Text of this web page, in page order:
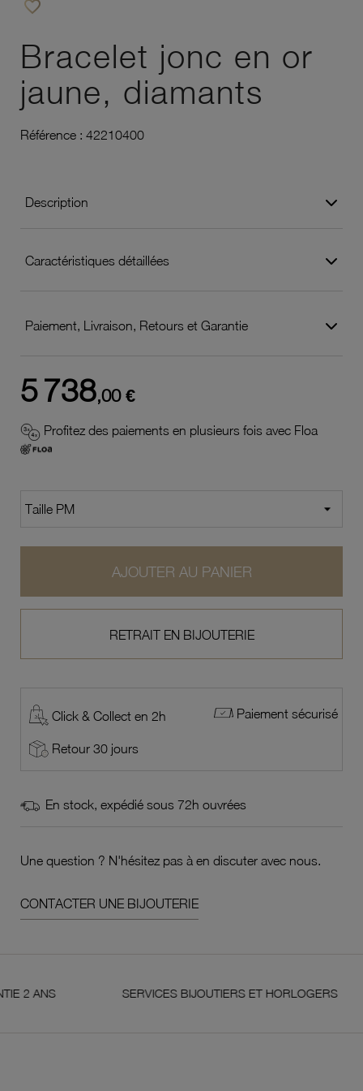
favorite_border
Bracelet jonc en or
jaune, diamants
Référence : 42210400
Description
Caractéristiques détaillées
Paiement, Livraison, Retours et Garantie
5 738,00 €
Profitez des paiements en plusieurs fois avec Floa
AJOUTER AU PANIER
RETRAIT EN BIJOUTERIE
Click & Collect en 2h Paiement sécurisé
Retour 30 jours
En stock, expédié sous 72h ouvrées
Une question ? N'hésitez pas à en discuter avec nous.
CONTACTER UNE BIJOUTERIE
SERVICES BIJOUTIERS ET HORLOGERS